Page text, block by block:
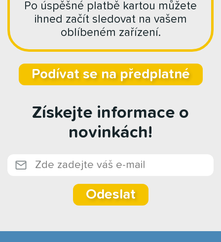
Po úspěšné platbě kartou můžete
ihned začít sledovat na vašem
oblíbeném zařízení.
Podívat se na předplatné
Získejte informace o
novinkách!
Odeslat